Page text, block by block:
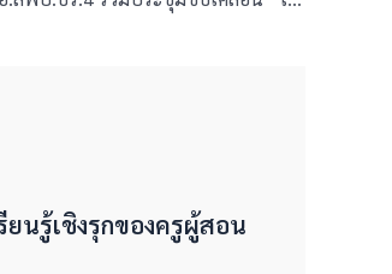
ยนรู้เชิงรุกของครูผู้สอน